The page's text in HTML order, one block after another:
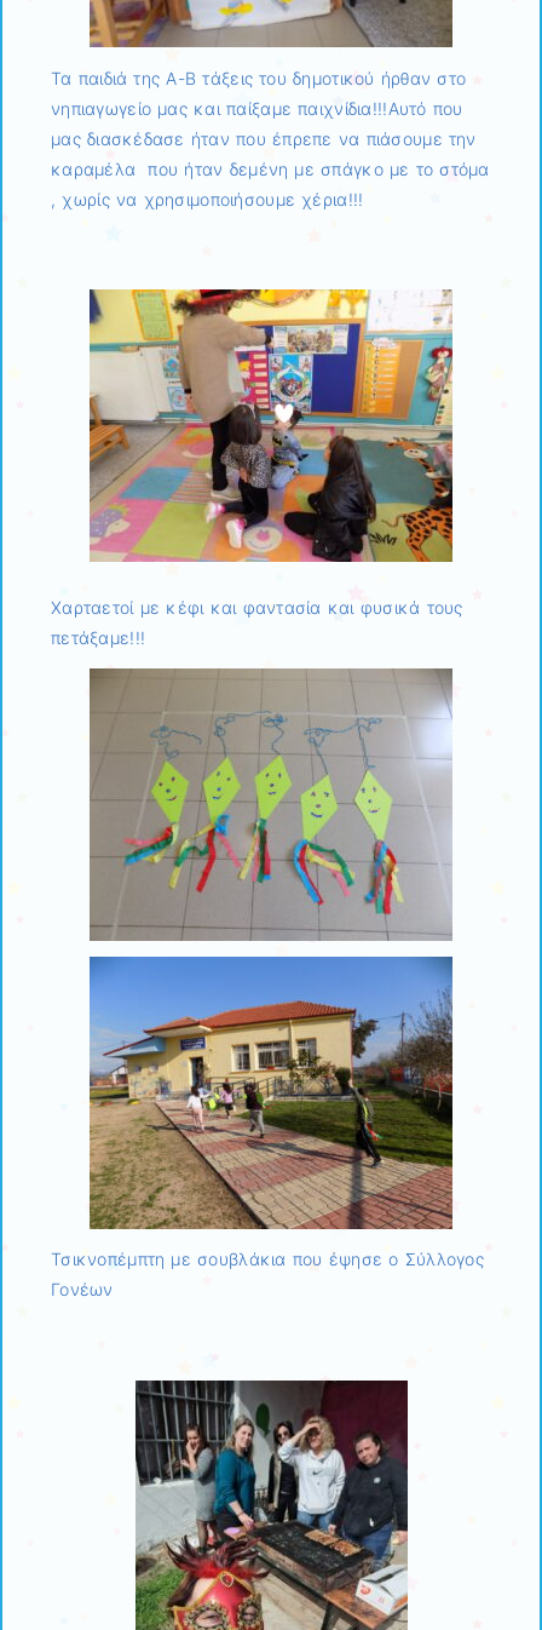
Τα παιδιά της Α-Β τάξεις του δημοτικού ήρθαν στο
νηπιαγωγείο μας και παίξαμε παιχνίδια!!!Αυτό που
μας διασκέδασε ήταν που έπρεπε να πιάσουμε την
καραμέλα που ήταν δεμένη με σπάγκο με το στόμα
, χωρίς να χρησιμοποιήσουμε χέρια!!!
Χαρταετοί με κέφι και φαντασία και φυσικά τους
πετάξαμε!!!
Τσικνοπέμπτη με σουβλάκια που έψησε ο Σύλλογος
Γονέων